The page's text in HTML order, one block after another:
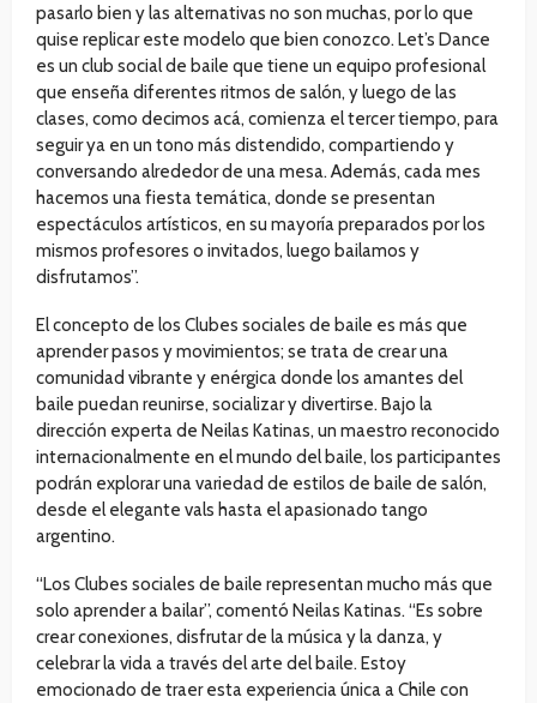
pasarlo bien y las alternativas no son muchas, por lo que
quise replicar este modelo que bien conozco. Let’s Dance
es un club social de baile que tiene un equipo profesional
que enseña diferentes ritmos de salón, y luego de las
clases, como decimos acá, comienza el tercer tiempo, para
seguir ya en un tono más distendido, compartiendo y
conversando alrededor de una mesa. Además, cada mes
hacemos una fiesta temática, donde se presentan
espectáculos artísticos, en su mayoría preparados por los
mismos profesores o invitados, luego bailamos y
disfrutamos”.
El concepto de los Clubes sociales de baile es más que
aprender pasos y movimientos; se trata de crear una
comunidad vibrante y enérgica donde los amantes del
baile puedan reunirse, socializar y divertirse. Bajo la
dirección experta de Neilas Katinas, un maestro reconocido
internacionalmente en el mundo del baile, los participantes
podrán explorar una variedad de estilos de baile de salón,
desde el elegante vals hasta el apasionado tango
argentino.
“Los Clubes sociales de baile representan mucho más que
solo aprender a bailar”, comentó Neilas Katinas. “Es sobre
crear conexiones, disfrutar de la música y la danza, y
celebrar la vida a través del arte del baile. Estoy
emocionado de traer esta experiencia única a Chile con